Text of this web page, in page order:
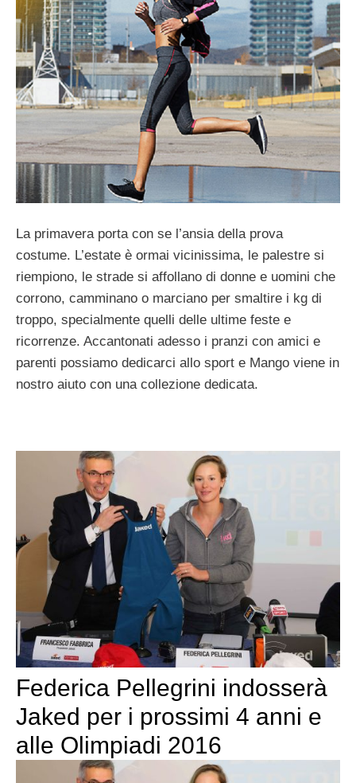
La primavera porta con se l’ansia della prova
costume. L’estate è ormai vicinissima, le palestre si
riempiono, le strade si affollano di donne e uomini che
corrono, camminano o marciano per smaltire i kg di
troppo, specialmente quelli delle ultime feste e
ricorrenze. Accantonati adesso i pranzi con amici e
parenti possiamo dedicarci allo sport e Mango viene in
nostro aiuto con una collezione dedicata.
Federica Pellegrini indosserà
Jaked per i prossimi 4 anni e
alle Olimpiadi 2016